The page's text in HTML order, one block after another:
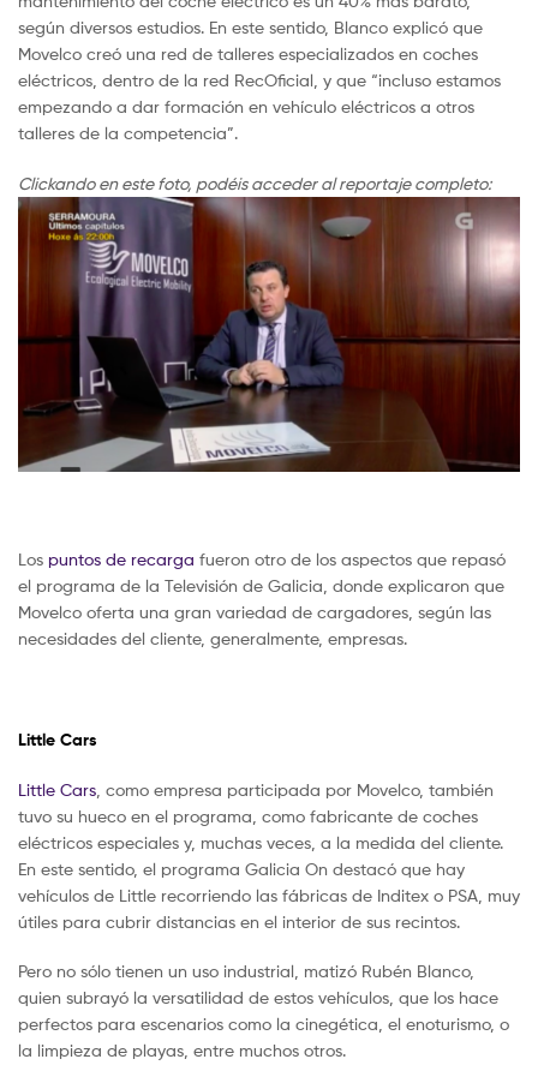
según diversos estudios. En este sentido, Blanco explicó que
Movelco creó una red de talleres especializados en coches
eléctricos, dentro de la red RecOficial, y que “incluso estamos
empezando a dar formación en vehículo eléctricos a otros
talleres de la competencia”.
Clickando en este foto, podéis acceder al reportaje completo:
Los puntos de recarga fueron otro de los aspectos que repasó
el programa de la Televisión de Galicia, donde explicaron que
Movelco oferta una gran variedad de cargadores, según las
necesidades del cliente, generalmente, empresas.
Little Cars
Little Cars , como empresa participada por Movelco, también
tuvo su hueco en el programa, como fabricante de coches
eléctricos especiales y, muchas veces, a la medida del cliente.
En este sentido, el programa Galicia On destacó que hay
vehículos de Little recorriendo las fábricas de Inditex o PSA, muy
útiles para cubrir distancias en el interior de sus recintos.
Pero no sólo tienen un uso industrial, matizó Rubén Blanco,
quien subrayó la versatilidad de estos vehículos, que los hace
perfectos para escenarios como la cinegética, el enoturismo, o
la limpieza de playas, entre muchos otros.